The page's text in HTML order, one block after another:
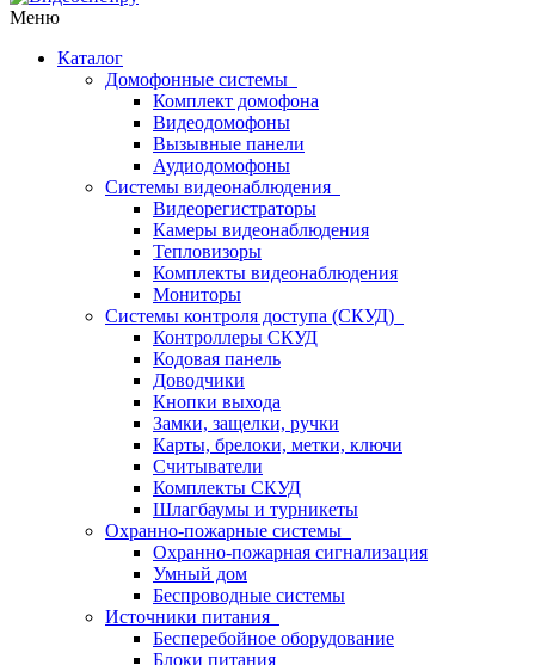
Меню
Каталог
Домофонные системы
Комплект домофона
Видеодомофоны
Вызывные панели
Аудиодомофоны
Системы видеонаблюдения
Видеорегистраторы
Камеры видеонаблюдения
Тепловизоры
Комплекты видеонаблюдения
Мониторы
Системы контроля доступа (СКУД)
Контроллеры СКУД
Кодовая панель
Доводчики
Кнопки выхода
Замки, защелки, ручки
Карты, брелоки, метки, ключи
Считыватели
Комплекты СКУД
Шлагбаумы и турникеты
Охранно-пожарные системы
Охранно-пожарная сигнализация
Умный дом
Беспроводные системы
Источники питания
Бесперебойное оборудование
Блоки питания